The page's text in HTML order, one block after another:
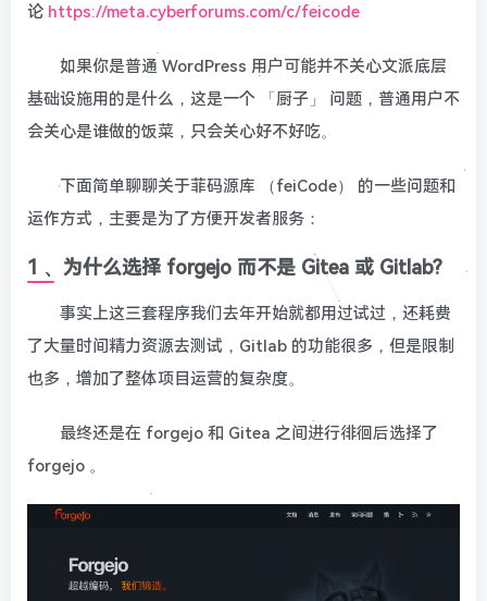
论 https://meta.cyberforums.com/c/feicode
如果你是普通 WordPress 用户可能并不关心文派底层
基础设施用的是什么，这是一个 「厨子」 问题，普通用户不
会关心是谁做的饭菜，只会关心好不好吃。
下面简单聊聊关于菲码源库 （feiCode） 的一些问题和
运作方式，主要是为了方便开发者服务：
1 、为什么选择 forgejo 而不是 Gitea 或 Gitlab?
事实上这三套程序我们去年开始就都用过试过，还耗费
了大量时间精力资源去测试，Gitlab 的功能很多，但是限制
也多，增加了整体项目运营的复杂度。
最终还是在 forgejo 和 Gitea 之间进行徘徊后选择了
forgejo 。